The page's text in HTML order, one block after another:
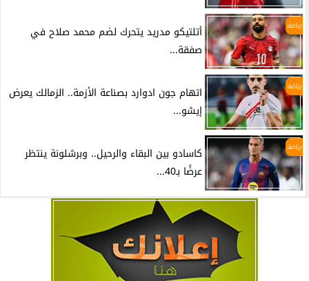
رياضة
أتلتيكو مدريد يتحرك لضم محمد صلاح في
صفقة...
رياضة
اتهام جون ادوارد بصناعة الأزمة.. الزمالك يعرض
إيشو...
رياضة
كاسادو بين البقاء والرحيل.. وبرشلونة ينتظر
عرضًا بـ40...